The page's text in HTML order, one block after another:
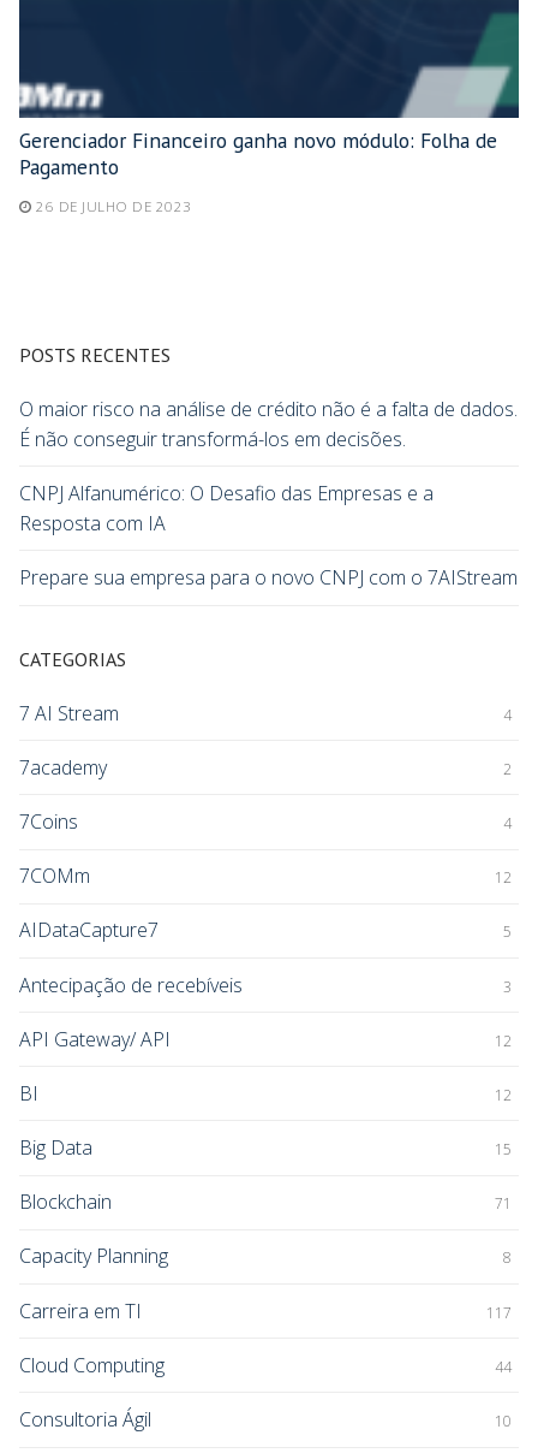
Gerenciador Financeiro ganha novo módulo: Folha de
Pagamento
26 DE JULHO DE 2023
POSTS RECENTES
O maior risco na análise de crédito não é a falta de dados.
É não conseguir transformá-los em decisões.
CNPJ Alfanumérico: O Desafio das Empresas e a
Resposta com IA
Prepare sua empresa para o novo CNPJ com o 7AIStream
CATEGORIAS
7 AI Stream 4
7academy 2
7Coins 4
7COMm 12
AIDataCapture7 5
Antecipação de recebíveis 3
API Gateway/ API 12
BI 12
Big Data 15
Blockchain 71
Capacity Planning 8
Carreira em TI 117
Cloud Computing 44
Consultoria Ágil 10